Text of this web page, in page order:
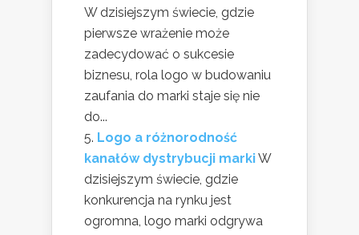
W dzisiejszym świecie, gdzie
pierwsze wrażenie może
zadecydować o sukcesie
biznesu, rola logo w budowaniu
zaufania do marki staje się nie
do...
Logo a różnorodność
kanałów dystrybucji markiW
dzisiejszym świecie, gdzie
konkurencja na rynku jest
ogromna, logo marki odgrywa